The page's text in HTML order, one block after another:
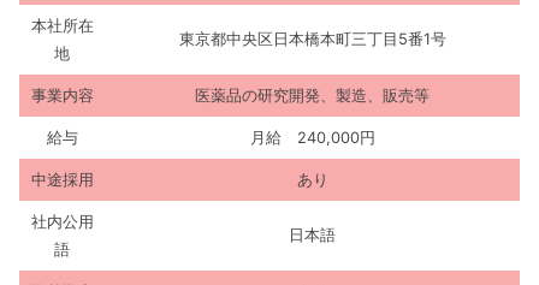
本社所在
地
東京都中央区日本橋本町三丁目5番1号
事業内容 医薬品の研究開発、製造、販売等
給与 月給 240,000円
中途採用 あり
社内公用
語
日本語